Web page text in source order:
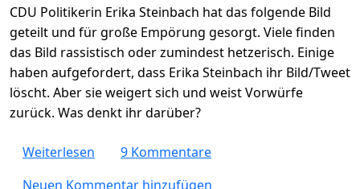
CDU Politikerin Erika Steinbach hat das folgende Bild
geteilt und für große Empörung gesorgt. Viele finden
das Bild rassistisch oder zumindest hetzerisch. Einige
haben aufgefordert, dass Erika Steinbach ihr Bild/Tweet
löscht. Aber sie weigert sich und weist Vorwürfe
zurück. Was denkt ihr darüber?
Weiterlesen über Ist das "Deutschland 2030" Bild von
9 Kommentare
Neuen Kommentar hinzufügen